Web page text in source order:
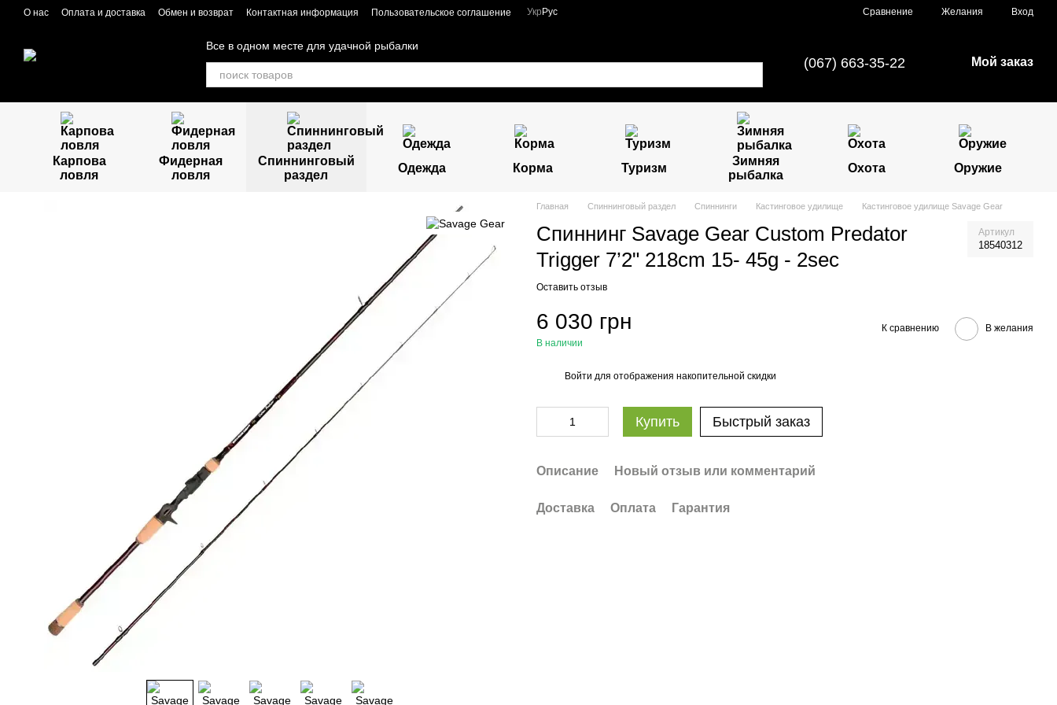
Перейти к основному контенту
О нас Оплата и доставка Обмен и возврат Контактная информация Пользовательское соглашение Укр Рус Сравнение Желания Вход
Все в одном месте для удачной рыбалки
(067) 663-35-22 Мой заказ
Карпова
ловля
Фидерная
ловля
Спиннинговый
раздел
Одежда Корма Туризм
Зимняя
рыбалка
Охота Оружие
Главная Спиннинговый раздел Спиннинги Кастинговое удилище Кастинговое удилище Savage Gear
Спиннинг Savage Gear Custom Predator
Trigger 7’2" 218cm 15- 45g - 2sec
Артикул
18540312
Оставить отзыв
6 030 грн
В наличии
К сравнению В желания
Войти для отображения накопительной скидки
Купить Быстрый заказ
Описание Новый отзыв или комментарий
Доставка Оплата Гарантия